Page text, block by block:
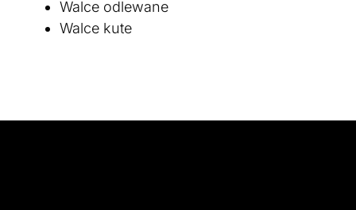
Walce odlewane
Walce kute